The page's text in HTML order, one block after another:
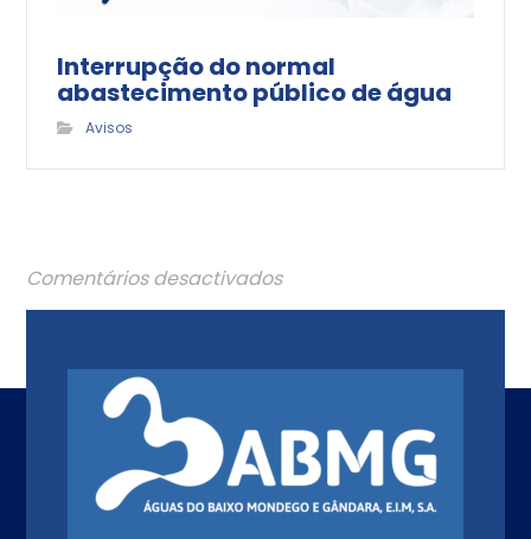
Interrupção do normal
abastecimento público de água
Avisos
Comentários desactivados